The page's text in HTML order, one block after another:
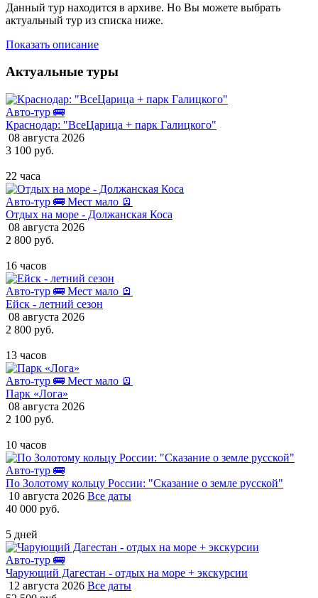
Данный тур находится в архиве. Но Вы можете выбрать
актуальный тур из списка ниже.
Показать описание
Актуальные туры
Авто-тур 🚌
Краснодар: "ВсеЦарица + парк Галицкого"
08 августа 2026
3 100 руб.
22 часа
Авто-тур 🚌 Мест мало 🪫
Отдых на море - Должанская Коса
08 августа 2026
2 800 руб.
16 часов
Авто-тур 🚌 Мест мало 🪫
Ейск - летний сезон
08 августа 2026
2 800 руб.
13 часов
Авто-тур 🚌 Мест мало 🪫
Парк «Лога»
08 августа 2026
2 100 руб.
10 часов
Авто-тур 🚌
По Золотому кольцу России: "Сказание о земле русской"
10 августа 2026 Все даты
40 000 руб.
5 дней
Авто-тур 🚌
Чарующий Дагестан - отдых на море + экскурсии
12 августа 2026 Все даты